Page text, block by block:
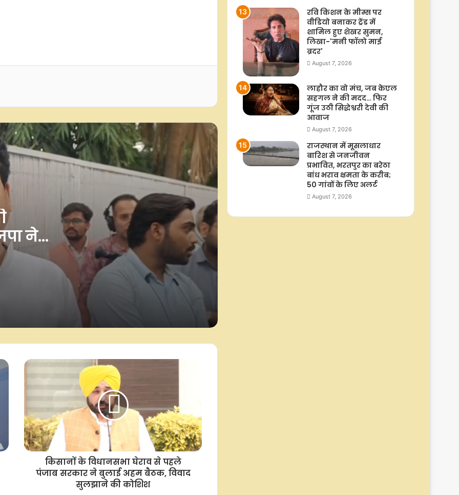
ने
और आधारभूत विकास को नई गति: धामी
2007 का जनादेश दोहराएगी पार्टी: सतीश
कुमार सिंह
दिल्ली-एनसीआर में मूसलाधार बारिश से
जलभराव, कई इलाकों में ट्रैफिक जाम; रेड
अलर्ट जारी
आईओसीएल में 433 अप्रेंटिस पदों पर भर्ती
शुरू, 6 सितंबर तक करें आवेदन
झारखंड में 14 दिन से सड़कों पर छात्र, अब
जाकर राहुल गांधी ने जताई चिंता : नीरज
कुमार
हस्तशिल्प विश्वविद्यालय की दिशा में काम
जारी, बुनकरों-शिल्पकारों को मिलेगी नई
पहचान : राज्यपाल आनंदीबेन पटेल
मोहन भागवत का युवाओं से संवाद राष्ट्र
सरकार छात्रों की आवाज दबा रही है, गृहमंत्री
संसद में जवाब देने से बच रहे: प्रियंका गांधी
'ब्राह्मणों के नाम पर वोट चाहिए, सत्ता सिर्फ
परिवार के लिए', ब्रजेश पाठक का सपा पर
हमला
किसानों के विधानसभा घेराव से पहले
पंजाब सरकार ने बुलाई अहम बैठक, विवाद
सुलझाने की कोशिश
रवि किशन के मीम्स पर
वीडियो बनाकर ट्रेंड में
शामिल हुए शेखर सुमन,
लिखा-'मनी फॉलो माई
ब्रदर'
August 7, 2026
लाहौर का वो मंच, जब केएल
सहगल ने की मदद… फिर
गूंज उठी सिद्धेश्वरी देवी की
आवाज
August 7, 2026
राजस्थान में मूसलाधार
बारिश से जनजीवन
प्रभावित, भरतपुर का बरेठा
बांध भराव क्षमता के करीब;
50 गांवों के लिए अलर्ट
August 7, 2026